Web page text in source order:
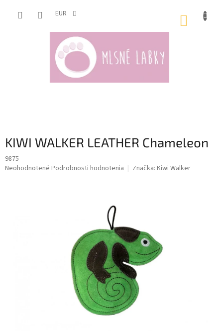
EUR
KIWI WALKER LEATHER Chameleon
9875
Priemerné
Neohodnotené Podrobnosti hodnotenia Značka: Kiwi Walker